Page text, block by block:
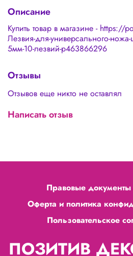
Описание
Купить товар в магазине -
Лезвия-для-универсального-
5мм-10-лезвий-p463866296
Отзывы
Отзывов еще никто не оставлял
Написать отзыв
Правовые документы
Оферта и политика
Пользовательское
ПОЗИТИВ